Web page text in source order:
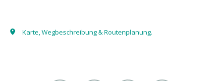
Karte, Wegbeschreibung & Routenplanung.